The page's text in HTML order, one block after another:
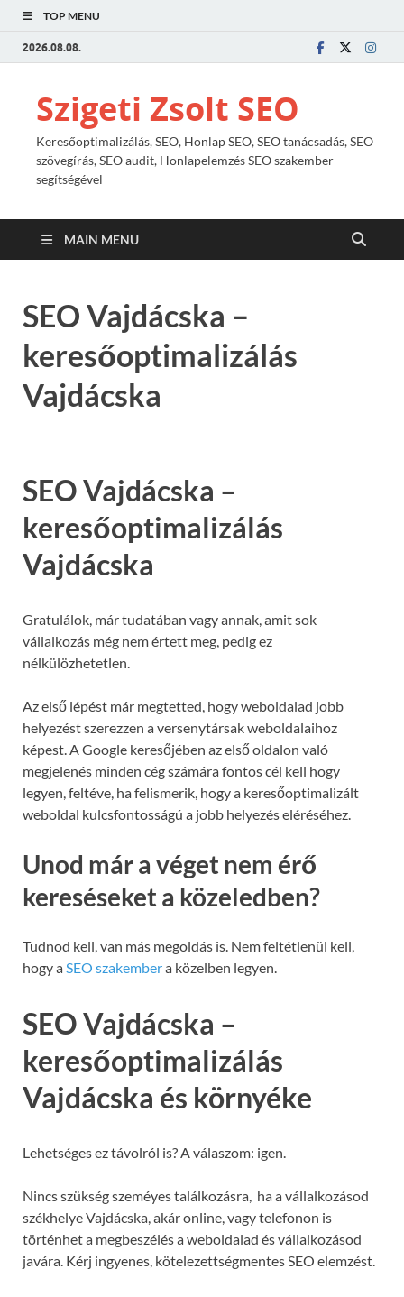
TOP MENU
2026.08.08.
Szigeti Zsolt SEO
Keresőoptimalizálás, SEO, Honlap SEO, SEO tanácsadás, SEO
szövegírás, SEO audit, Honlapelemzés SEO szakember
segítségével
MAIN MENU
SEO Vajdácska –
keresőoptimalizálás
Vajdácska
SEO Vajdácska –
keresőoptimalizálás
Vajdácska
Gratulálok, már tudatában vagy annak, amit sok
vállalkozás még nem értett meg, pedig ez
nélkülözhetetlen.
Az első lépést már megtetted, hogy weboldalad jobb
helyezést szerezzen a versenytársak weboldalaihoz
képest. A Google keresőjében az első oldalon való
megjelenés minden cég számára fontos cél kell hogy
legyen, feltéve, ha felismerik, hogy a keresőoptimalizált
weboldal kulcsfontosságú a jobb helyezés eléréséhez.
Unod már a véget nem érő
kereséseket a közeledben?
Tudnod kell, van más megoldás is. Nem feltétlenül kell,
hogy aSEO szakembera közelben legyen.
SEO Vajdácska –
keresőoptimalizálás
Vajdácska és környéke
Lehetséges ez távolról is? A válaszom: igen.
Nincs szükség szeméyes találkozásra, ha a vállalkozásod
székhelye Vajdácska, akár online, vagy telefonon is
történhet a megbeszélés a weboldalad és vállalkozásod
javára. Kérj ingyenes, kötelezettségmentes SEO elemzést.